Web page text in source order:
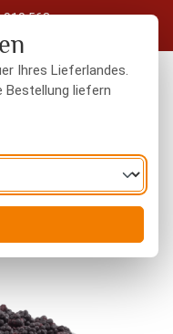
919 563
Warenwert
Ihres Lieferlandes.
Bestellung liefern